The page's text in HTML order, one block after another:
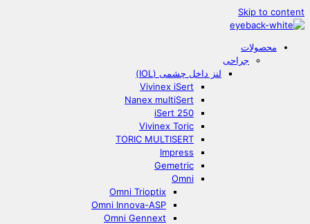
Skip to content
محصولات
جراحی
لنز داخل چشمی (IOL)
Vivinex iSert
Nanex multiSert
iSert 250
Vivinex Toric
TORIC MULTISERT
Impress
Gemetric
Omni
Omni Trioptix
Omni Innova-ASP
Omni Gennext